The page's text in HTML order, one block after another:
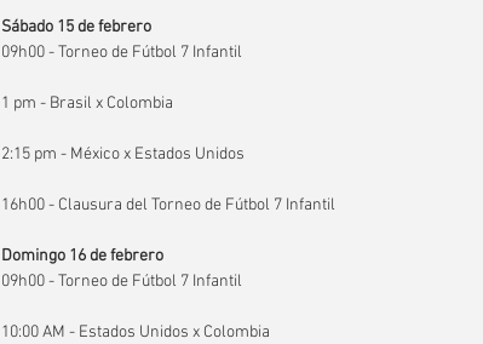
Sábado 15 de febrero
09h00 - Torneo de Fútbol 7 Infantil
1 pm - Brasil x Colombia
2:15 pm - México x Estados Unidos
16h00 - Clausura del Torneo de Fútbol 7 Infantil
Domingo 16 de febrero
09h00 - Torneo de Fútbol 7 Infantil
10:00 AM - Estados Unidos x Colombia